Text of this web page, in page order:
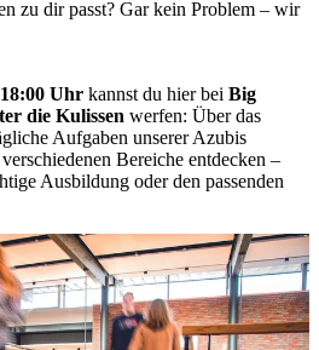
zu dir passt? Gar kein Problem – wir
Uhr kannst du hier bei Big
die Kulissen werfen: Über das
Aufgaben unserer Azubis
Bereiche entdecken –
Ausbildung oder den passenden